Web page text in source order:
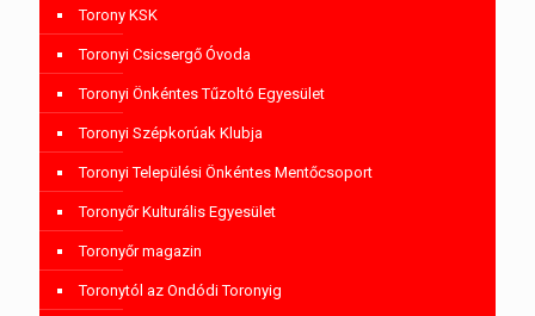
Torony KSK
Toronyi Csicsergő Óvoda
Toronyi Önkéntes Tűzoltó Egyesület
Toronyi Szépkorúak Klubja
Toronyi Települési Önkéntes Mentőcsoport
Toronyőr Kulturális Egyesület
Toronyőr magazin
Toronytól az Ondódi Toronyig